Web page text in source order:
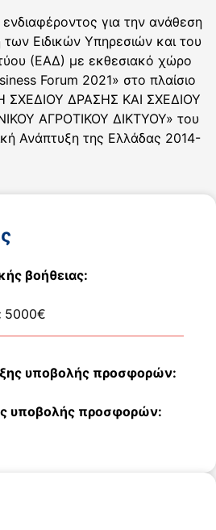
για την ανάθεση
Ειδικών Υπηρεσιών και του
(ΕΑΔ) με εκθεσιακό χώρο
Forum 2021» στο πλαίσιο
ΣΧΕΔΙΟΥ ΔΡΑΣΗΣ ΚΑΙ ΣΧΕΔΙΟΥ
ΑΓΡΟΤΙΚΟΥ ΔΙΚΤΥΟΥ» του
Ανάπτυξη της Ελλάδας 2014-
βοήθειας:
5000€
υποβολής προσφορών:
υποβολής προσφορών: